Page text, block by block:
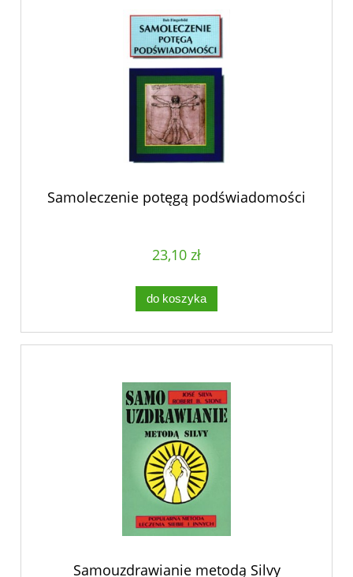
Samoleczenie potęgą podświadomości
23,10 zł
do koszyka
Samouzdrawianie metodą Silvy